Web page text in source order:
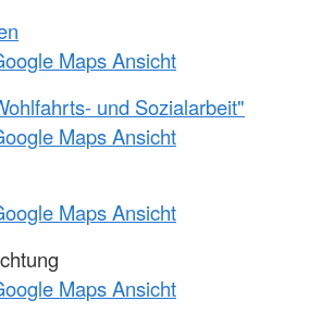
Maps Ansicht
und Sozialarbeit"
Maps Ansicht
Maps Ansicht
Maps Ansicht